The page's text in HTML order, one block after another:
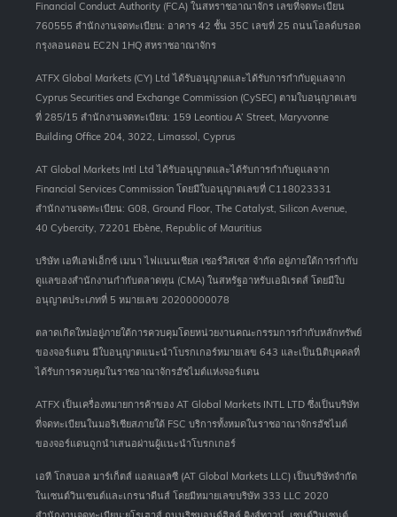
Financial Conduct Authority (FCA) ในสหราชอาณาจักร เลขที่จดทะเบียน
760555 สำนักงานจดทะเบียน: อาคาร 42 ชั้น 35C เลขที่ 25 ถนนโอลด์บรอด
กรุงลอนดอน EC2N 1HQ สหราชอาณาจักร
ATFX Global Markets (CY) Ltd ได้รับอนุญาตและได้รับการกำกับดูแลจาก
Cyprus Securities and Exchange Commission (CySEC) ตามใบอนุญาตเลข
ที่ 285/15 สำนักงานจดทะเบียน: 159 Leontiou A’ Street, Maryvonne
Building Office 204, 3022, Limassol, Cyprus
AT Global Markets Intl Ltd ได้รับอนุญาตและได้รับการกำกับดูแลจาก
Financial Services Commission โดยมีใบอนุญาตเลขที่ C118023331
สำนักงานจดทะเบียน: G08, Ground Floor, The Catalyst, Silicon Avenue,
40 Cybercity, 72201 Ebène, Republic of Mauritius
บริษัท เอทีเอฟเอ็กซ์ เมนา ไฟแนนเชียล เซอร์วิสเซส จำกัด อยู่ภายใต้การกำกับ
ดูแลของสำนักงานกำกับตลาดทุน (CMA) ในสหรัฐอาหรับเอมิเรตส์ โดยมีใบ
อนุญาตประเภทที่ 5 หมายเลข 20200000078
ตลาดเกิดใหม่อยู่ภายใต้การควบคุมโดยหน่วยงานคณะกรรมการกำกับหลักทรัพย์
ของจอร์แดน มีใบอนุญาตแนะนำโบรกเกอร์หมายเลข 643 และเป็นนิติบุคคลที่
ได้รับการควบคุมในราชอาณาจักรฮัชไมต์แห่งจอร์แดน
ATFX เป็นเครื่องหมายการค้าของ AT Global Markets INTL LTD ซึ่งเป็นบริษัท
ที่จดทะเบียนในมอริเชียสภายใต้ FSC บริการทั้งหมดในราชอาณาจักรฮัชไมต์
ของจอร์แดนถูกนำเสนอผ่านผู้แนะนำโบรกเกอร์
เอที โกลบอล มาร์เก็ตส์ แอลแอลซี (AT Global Markets LLC) เป็นบริษัทจำกัด
ในเซนต์วินเซนต์และเกรนาดีนส์ โดยมีหมายเลขบริษัท 333 LLC 2020